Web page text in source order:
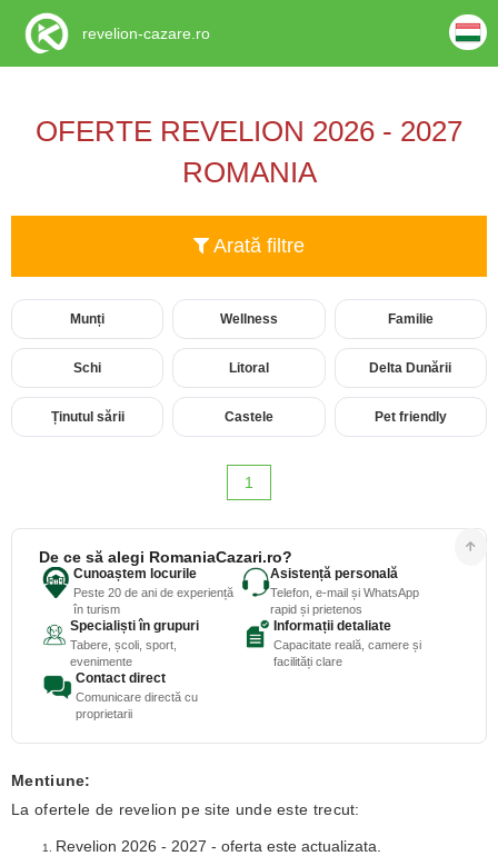
OFERTE REVELION 2026 - 2027
ROMANIA
Arată filtre
Munți Wellness Familie
Schi Litoral Delta Dunării
Ținutul sării Castele Pet friendly
1
De ce să alegi RomaniaCazari.ro?
Cunoaștem locurile
Peste 20 de ani de experiență
în turism
Asistență personală
Telefon, e-mail și WhatsApp
rapid și prietenos
Specialiști în grupuri
Tabere, școli, sport,
evenimente
Informații detaliate
Capacitate reală, camere și
facilități clare
Contact direct
Comunicare directă cu
proprietarii
Mentiune:
La ofertele de revelion pe site unde este trecut:
Revelion 2026 - 2027 - oferta este actualizata.
revelion-cazare.ro